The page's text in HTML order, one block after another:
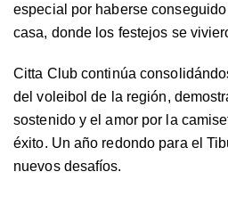
especial por haberse
casa, donde los festejos se
Citta Club continúa
del voleibol de la región,
sostenido y el amor por la
éxito. Un año redondo para el
nuevos desafíos.